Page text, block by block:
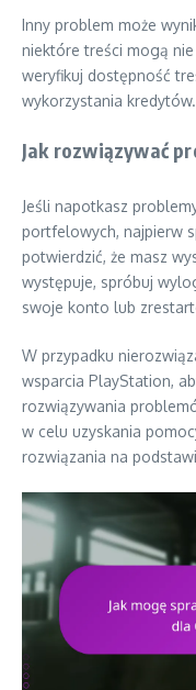
Inny problem może
niektóre treści mogą
weryfikuj dostępność
wykorzystania kredytów.
Jak rozwiązywać
Jeśli napotkasz
portfelowych, najpierw
potwierdzić, że masz
występuje, spróbuj
swoje konto lub
W przypadku
wsparcia PlayStation,
rozwiązywania
w celu uzyskania
rozwiązania na